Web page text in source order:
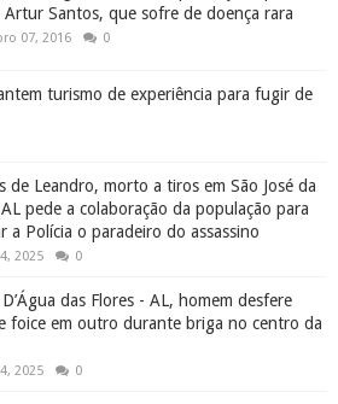
Santos, que sofre de doença rara
07, 2016 0
turismo de experiência para fugir de
de Leandro, morto a tiros em São José da
pede a colaboração da população para
a Polícia o paradeiro do assassino
2025 0
das Flores - AL, homem desfere
foice em outro durante briga no centro da
2025 0